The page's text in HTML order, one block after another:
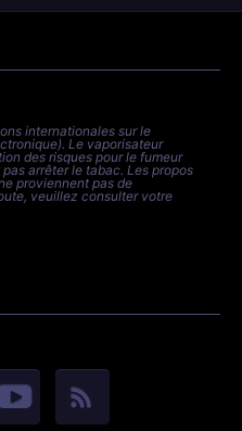
internationales sur le
Le vaporisateur
des risques pour le fumeur
arrêter le tabac. Les propos
proviennent pas de
veuillez consulter votre